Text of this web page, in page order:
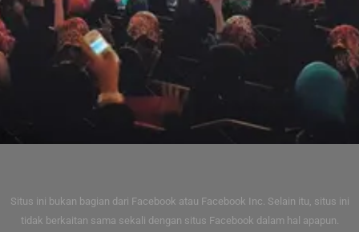
Situs ini bukan bagian dari Facebook atau Facebook Inc. Selain itu, situs ini
tidak berkaitan sama sekali dengan situs Facebook dalam hal apapun.